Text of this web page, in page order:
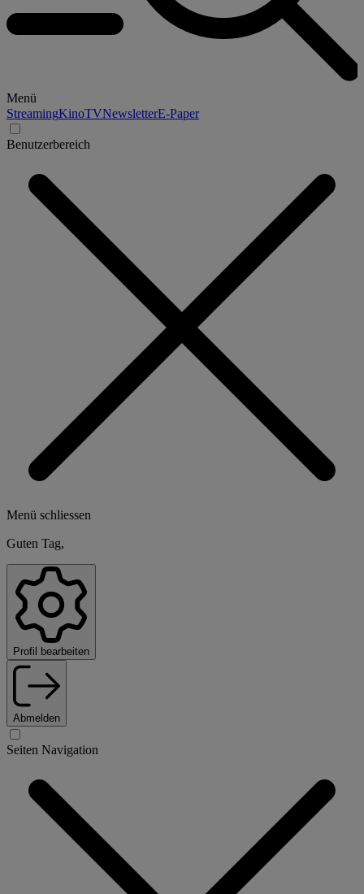
Menü
StreamingKinoTVNewsletterE-Paper
Benutzerbereich
Menü schliessen
Guten Tag,
Profil bearbeiten
Abmelden
Seiten Navigation